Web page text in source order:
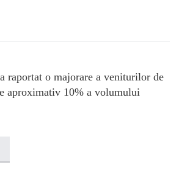
raportat o majorare a veniturilor de
aproximativ 10% a volumului